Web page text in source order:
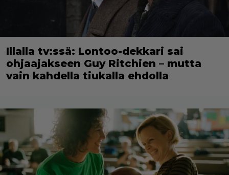
Illalla tv:ssä: Lontoo-dekkari sai
ohjaajakseen Guy Ritchien – mutta
vain kahdella tiukalla ehdolla